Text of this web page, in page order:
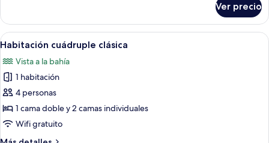
doble
económica
Ver precio
Abrir
todas
las
fotos
de
Habitación
cuádruple
Habitación de hotel con dos camas,
5
Habitación cuádruple clásica
Vista a la bahía
1 habitación
4 personas
1 cama doble y 2 camas individuales
Wifi gratuito